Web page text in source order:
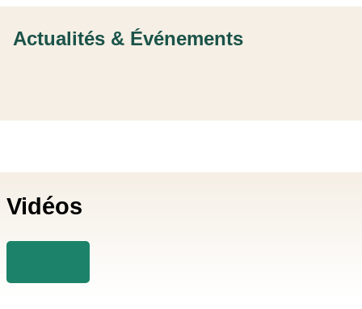
Actualités & Événements
Vidéos